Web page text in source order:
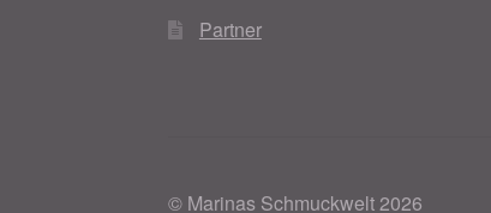
Partner
© Marinas Schmuckwelt 2026